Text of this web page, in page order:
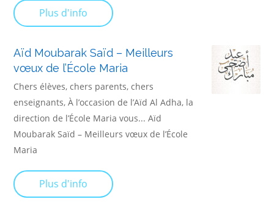
Plus d'info
Aïd Moubarak Saïd – Meilleurs
vœux de l’École Maria
Chers élèves, chers parents, chers
enseignants, À l’occasion de l’Aïd Al Adha, la
direction de l’École Maria vous... Aïd
Moubarak Saïd – Meilleurs vœux de l’École
Maria
Plus d'info